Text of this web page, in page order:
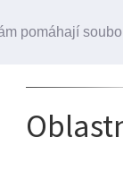
pomáhají
+420